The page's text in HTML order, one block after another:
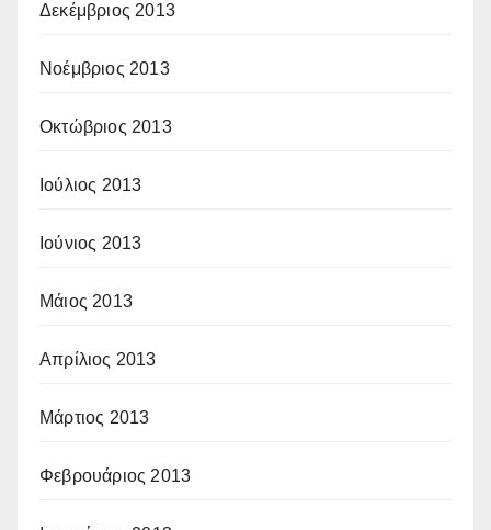
Δεκέμβριος 2013
Νοέμβριος 2013
Οκτώβριος 2013
Ιούλιος 2013
Ιούνιος 2013
Μάιος 2013
Απρίλιος 2013
Μάρτιος 2013
Φεβρουάριος 2013